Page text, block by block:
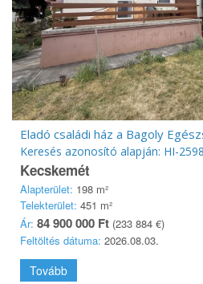
Eladó családi ház a Bagoly
Keresés azonosító alapján: HI-
Kecskemét
Alapterület: 198 m²
Telekterület: 451 m²
Ár: 84 900 000 Ft (233 884 €)
Feltöltés dátuma: 2026.08.03.
Tovább